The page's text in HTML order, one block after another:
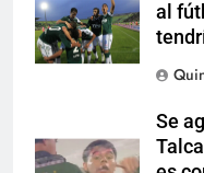
al
Se